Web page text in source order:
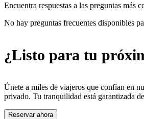
Encuentra respuestas a las preguntas más
No hay preguntas frecuentes disponibles
¿Listo para tu
Únete a miles de viajeros que confían en
privado. Tu tranquilidad está garantizada
Reservar ahora